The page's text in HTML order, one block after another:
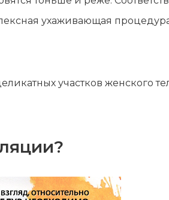
ухаживающая
участков женского